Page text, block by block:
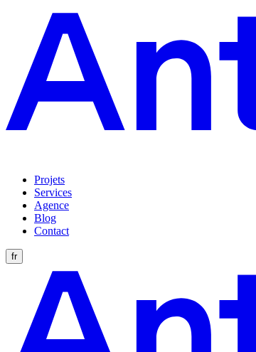
Projets
Services
Agence
Blog
Contact
fr